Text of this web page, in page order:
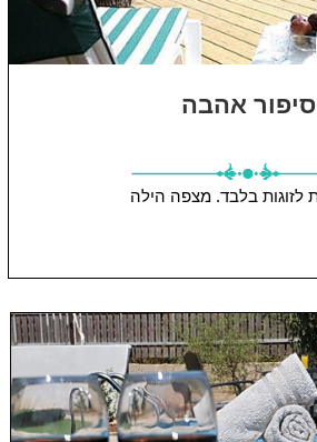
סיפור אהבה
לזוגות בלבד. מצפה הילה